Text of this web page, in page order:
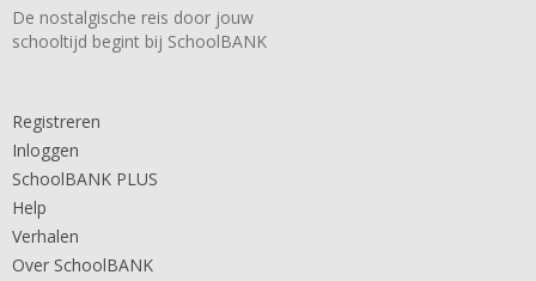
De nostalgische reis door jouw
schooltijd begint bij SchoolBANK
Registreren
Inloggen
SchoolBANK PLUS
Help
Verhalen
Over SchoolBANK